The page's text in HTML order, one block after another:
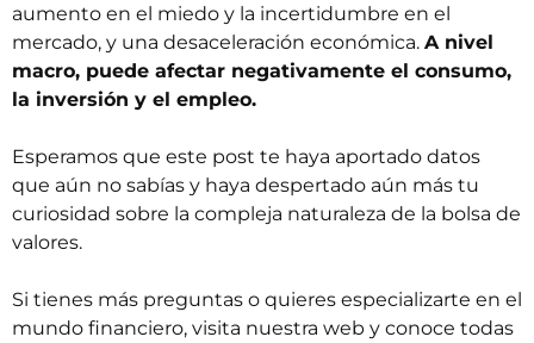
aumento en el miedo y la incertidumbre en el
mercado, y una desaceleración económica. A nivel
macro, puede afectar negativamente el consumo,
la inversión y el empleo.
Esperamos que este post te haya aportado datos
que aún no sabías y haya despertado aún más tu
curiosidad sobre la compleja naturaleza de la bolsa de
valores.
Si tienes más preguntas o quieres especializarte en el
mundo financiero, visita nuestra web y conoce todas